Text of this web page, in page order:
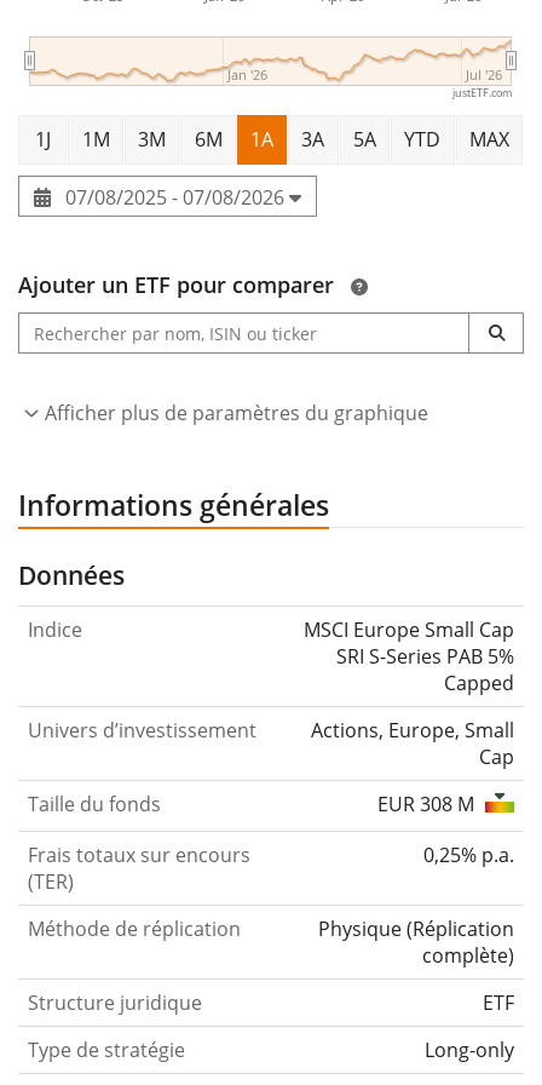
Jan '26 Jul '26
justETF.com
1J 1M 3M 6M 1A 3A 5A YTD MAX
07/08/2025 - 07/08/2026
Ajouter un ETF pour comparer
Afficher plus de paramètres du graphique
Informations générales
Données
Indice
MSCI Europe Small Cap
SRI S-Series PAB 5%
Capped
Univers d’investissement
Actions, Europe, Small
Cap
Taille du fonds
EUR 308 M
Frais totaux sur encours
(TER)
0,25% p.a.
Méthode de réplication Physique(Réplication
complète)
Structure juridique
ETF
Type de stratégie
Long-only